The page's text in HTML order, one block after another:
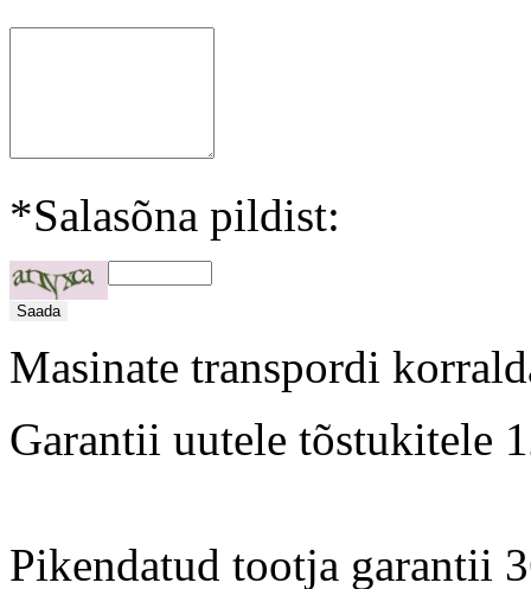
*Salasõna pildist:
Masinate transpordi
Garantii uutele tõstukitele
Pikendatud tootja garantii